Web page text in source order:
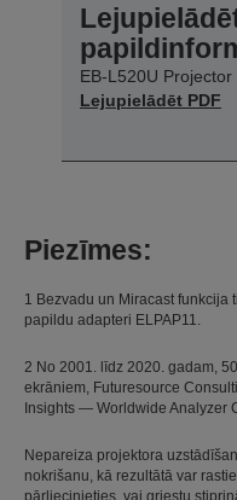
EB-L520U
Lejupielādēt PDF
Piezīmes:
1 Bezvadu un Miracast funkcija
papildu adapteri ELPAP11.
2 No 2001. līdz 2020. gadam,
ekrāniem, Futuresource
Insights — Worldwide Analyzer
Nepareiza projektora
nokrišanu, kā rezultātā var
pārliecinieties, vai griestu